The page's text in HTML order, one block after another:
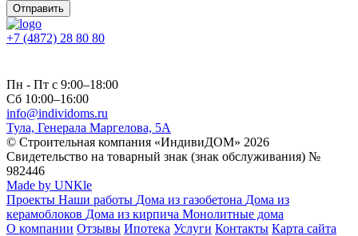
Отправить
+7 (4872) 28 80 80
Пн - Пт с 9:00–18:00
Сб 10:00–16:00
info@individoms.ru
Тула, Генерала Маргелова, 5А
© Строительная компания «ИндивиДОМ» 2026
Свидетельство на товарный знак (знак обслуживания) №
982446
Made by UNKle
Проекты Наши работы Дома из газобетона Дома из
керамоблоков Дома из кирпича Монолитные дома
О компании Отзывы Ипотека Услуги Контакты Карта сайта